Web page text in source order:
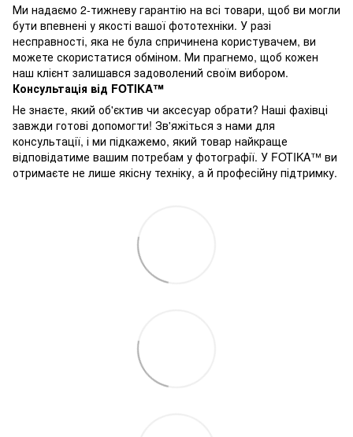
Ми надаємо 2-тижневу гарантію на всі товари, щоб ви могли
бути впевнені у якості вашої фототехніки. У разі
несправності, яка не була спричинена користувачем, ви
можете скористатися обміном. Ми прагнемо, щоб кожен
наш клієнт залишався задоволений своїм вибором.
Консультація від FOTIKA™
Не знаєте, який об'єктив чи аксесуар обрати? Наші фахівці
завжди готові допомогти! Зв'яжіться з нами для
консультації, і ми підкажемо, який товар найкраще
відповідатиме вашим потребам у фотографії. У FOTIKA™ ви
отримаєте не лише якісну техніку, а й професійну підтримку.